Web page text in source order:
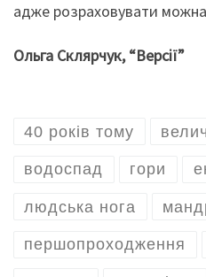
адже розраховувати можна
Ольга Склярчук, “Версії”
40 років тому велич
водоспад гори
людська нога
першопроходження